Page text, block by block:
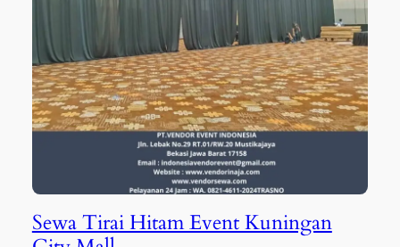
Sewa Tirai Hitam Event Kuningan